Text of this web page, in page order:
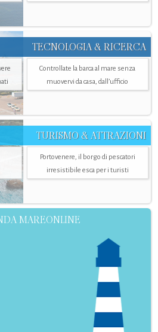
TECNOLOGIA & RICERCA
Controllate la barca al mare senza
muovervi da casa, dall’ufficio
TURISMO & ATTRAZIONI
Portovenere, il borgo di pescatori
irresistibile esca per i turisti
MAREONLINE